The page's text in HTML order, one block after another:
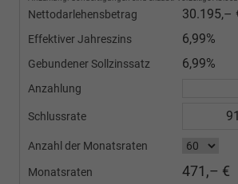
„Misano“.
Lager-
und
dass
Nettodarlehensbetrag 30.195,–
Effektiver Jahreszins 6,99%
Gebundener Sollzinssatz 6,99%
Anzahlung
Schlussrate
Anzahl der Monatsraten
Monatsraten 471,– €